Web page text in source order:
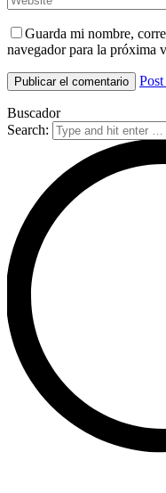
Guarda mi nombre,
navegador para la próxima
Buscador
Search: